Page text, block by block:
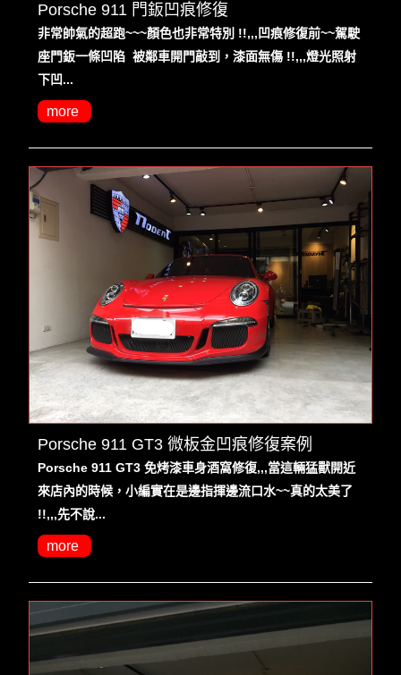
Porsche 911 門鈑凹痕修復
非常帥氣的超跑~~~顏色也非常特別 !!,,,凹痕修復前~~駕駛
座門鈑一條凹陷 被鄰車開門敲到，漆面無傷 !!,,,燈光照射
下凹...
more
Porsche 911 GT3 微板金凹痕修復案例
Porsche 911 GT3 免烤漆車身酒窩修復,,,當這輛猛獸開近
來店內的時候，小編實在是邊指揮邊流口水~~真的太美了
!!,,,先不說...
more